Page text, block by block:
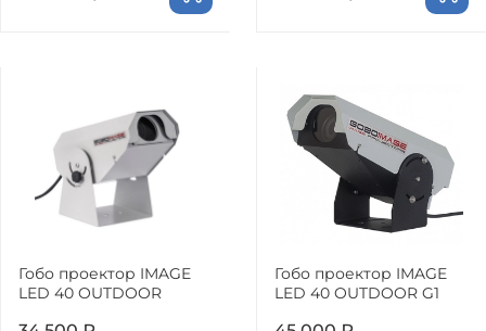
Гобо проектор IMAGE
LED 40 OUTDOOR
Гобо проектор IMAGE
LED 40 OUTDOOR G1